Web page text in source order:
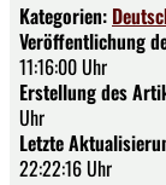
Kategorien:
Veröffentlichung
11:16:00 Uhr
Erstellung des
Uhr
Letzte
22:22:16 Uhr